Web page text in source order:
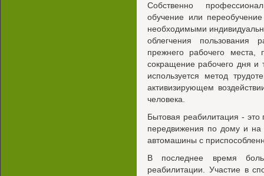
Собственно
обучение или
необходимыми
облегчения пользования
прежнего рабочего места,
сокращение рабочего дня и
используется метод
активизирующем
человека.
Бытовая реабилитация - это
передвижения по дому и на
автомашины с
В последнее время
реабилитации. Участие в